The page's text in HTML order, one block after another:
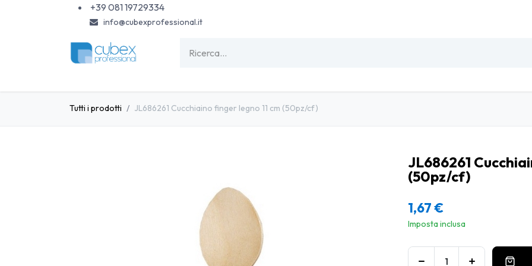
+39 081 19729334
info@cubexprofessional.it
Tutti i prodotti JL686261 Cucchiaino finger legno 11 cm (50pz/cf)
JL686261
(50pz/cf)
1,67€
Imposta inclusa